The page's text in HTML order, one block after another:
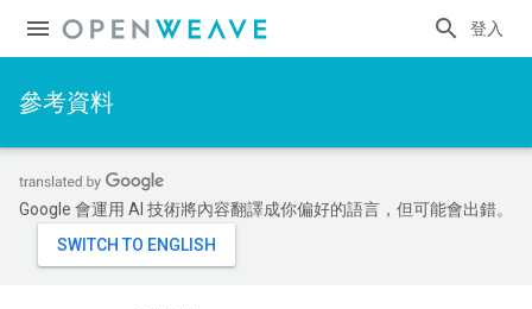
登入
參考資料
Google 會運用 AI 技術將內容翻譯成你偏好的語言，但可能會出錯。